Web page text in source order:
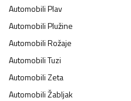
AutomobiliPlav
AutomobiliPlužine
AutomobiliRožaje
AutomobiliTuzi
AutomobiliZeta
AutomobiliŽabljak